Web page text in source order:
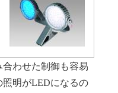
わせた制御も容易
明がLEDになるの